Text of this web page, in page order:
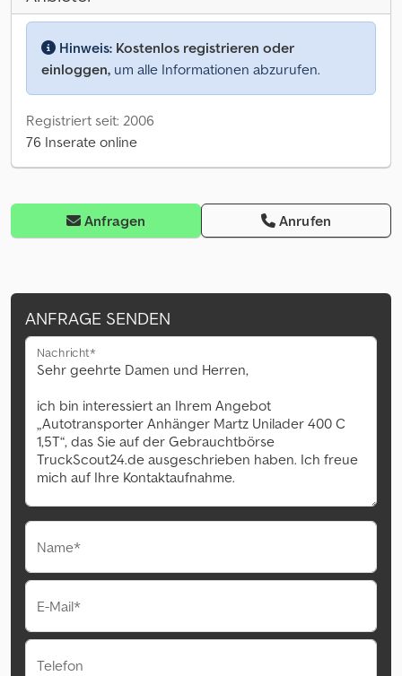
Hinweis: Kostenlos registrieren oder
einloggen, um alle Informationen abzurufen.
Registriert seit: 2006
76 Inserate online
Anfragen Anrufen
ANFRAGE SENDEN
Nachricht*
Name*
E-Mail*
Telefon